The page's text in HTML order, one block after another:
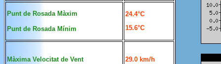
Punt de Rosada Màxim
Punt de Rosada Mínim
24.4°C
15.6°C
Màxima Velocitat de Vent 29.0 km/h